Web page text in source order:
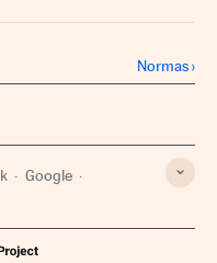
Normas›
Google